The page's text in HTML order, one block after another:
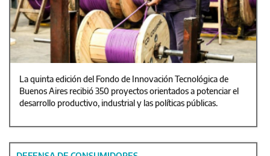
La quinta edición del Fondo de Innovación Tecnológica de
Buenos Aires recibió 350 proyectos orientados a potenciar el
desarrollo productivo, industrial y las políticas públicas.